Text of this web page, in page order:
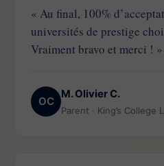
« Au final, 100%
universités de prestige
Vraiment bravo et merci ! »
OC
M. Olivier C.
Parent · King’s College